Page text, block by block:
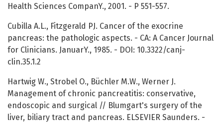
Health Sciences CompanY., 2001. - P 551-557.
Cubilla A.L., Fitzgerald PJ. Cancer of the exocrine
pancreas: the pathologic aspects. - CA: A Cancer Journal
for Clinicians. JanuarY., 1985. - DOI: 10.3322/canj-
clin.35.1.2
Hartwig W., Strobel O., Büchler M.W., Werner J.
Management of chronic pancreatitis: conservative,
endoscopic and surgical // Blumgart's surgery of the
liver, biliary tract and pancreas. ELSEVIER Saunders. -